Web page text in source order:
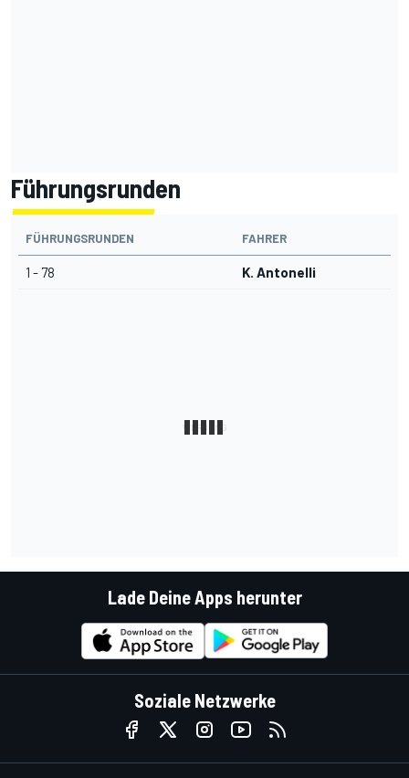
Führungsrunden
FÜHRUNGSRUNDEN FAHRER
1 - 78 K. Antonelli
Lade Deine Apps herunter
Soziale Netzwerke